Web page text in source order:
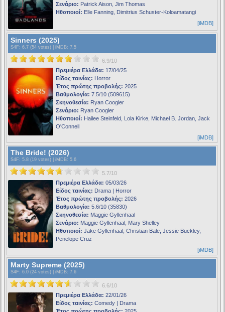
Σενάριο: Patrick Aison, Jim Thomas
Ηθοποιοί: Elle Fanning, Dimitrius Schuster-Koloamatangi
[iMDB]
Sinners (2025)
S4F : 6.7 (54 votes) | iMDB: 7.5
6.9/10
Πρεμιέρα Ελλάδα: 17/04/25
Είδος ταινίας: Horror
Έτος πρώτης προβολής: 2025
Βαθμολογία: 7.5/10 (509615)
Σκηνοθεσία: Ryan Coogler
Σενάριο: Ryan Coogler
Ηθοποιοί: Hailee Steinfeld, Lola Kirke, Michael B. Jordan, Jack
O'Connell
[iMDB]
The Bride! (2026)
S4F : 5.8 (19 votes) | iMDB: 5.6
5.7/10
Πρεμιέρα Ελλάδα: 05/03/26
Είδος ταινίας: Drama | Horror
Έτος πρώτης προβολής: 2026
Βαθμολογία: 5.6/10 (35830)
Σκηνοθεσία: Maggie Gyllenhaal
Σενάριο: Maggie Gyllenhaal, Mary Shelley
Ηθοποιοί: Jake Gyllenhaal, Christian Bale, Jessie Buckley,
Penelope Cruz
[iMDB]
Marty Supreme (2025)
S4F : 6.0 (24 votes) | iMDB: 7.6
6.6/10
Πρεμιέρα Ελλάδα: 22/01/26
Είδος ταινίας: Comedy | Drama